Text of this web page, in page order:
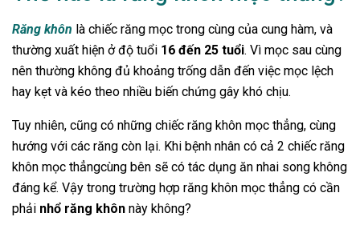
Răng khôn là chiếc răng mọc trong cùng của cung hàm, và
thường xuất hiện ở độ tuổi 16 đến 25 tuổi. Vì mọc sau cùng
nên thường không đủ khoảng trống dẫn đến việc mọc lệch
hay kẹt và kéo theo nhiều biến chứng gây khó chịu.
Tuy nhiên, cũng có những chiếc răng khôn mọc thẳng, cùng
hướng với các răng còn lại. Khi bệnh nhân có cả 2 chiếc răng
khôn mọc thẳngcùng bên sẽ có tác dụng ăn nhai song không
đáng kể. Vậy trong trường hợp răng khôn mọc thẳng có cần
phải nhổ răng khôn này không?